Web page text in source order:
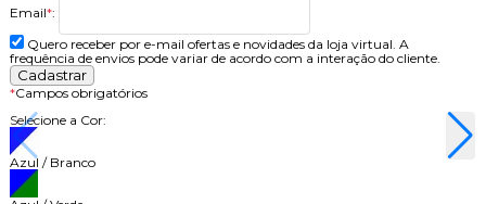
Email*:
Quero receber por e-mail ofertas e novidades da loja virtual. A
frequência de envios pode variar de acordo com a interação do cliente.
*Campos obrigatórios
Selecione a Cor:
Azul / Branco